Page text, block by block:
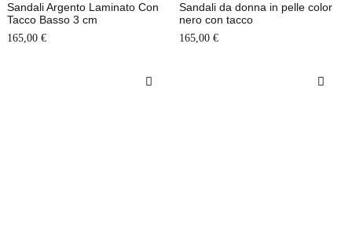
Sandali Argento Laminato Con
Tacco Basso 3 cm
165,00 €
Sandali da donna in pelle color
nero con tacco
165,00 €